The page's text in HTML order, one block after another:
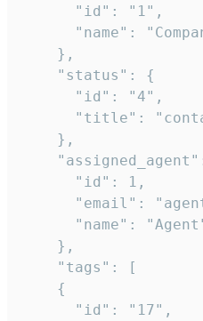
      "id": "1",
"name":
    },
    "status": {
      "id": "4",
"title":
    },
      "id": 1,
"email":
"name":
    },
    "tags": [
    {
      "id": "17",